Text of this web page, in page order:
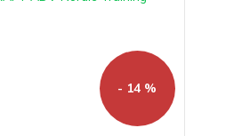
- 14 %